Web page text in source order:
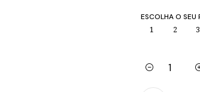
ESCOLHA O
1 2 3
Quantidade